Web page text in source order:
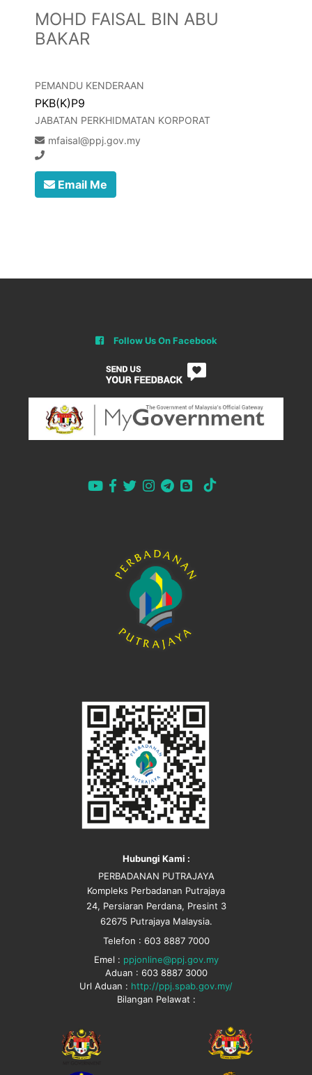
MOHD FAISAL BIN ABU
BAKAR
PEMANDU KENDERAAN
PKB(K)P9
JABATAN PERKHIDMATAN KORPORAT
mfaisal@ppj.gov.my
Email Me
Follow Us On Facebook
Hubungi Kami :
PERBADANAN PUTRAJAYA
Kompleks Perbadanan Putrajaya
24, Persiaran Perdana, Presint 3
62675 Putrajaya Malaysia.
Telefon : 603 8887 7000
Emel : ppjonline@ppj.gov.my
Aduan : 603 8887 3000
Url Aduan : http://ppj.spab.gov.my/
Bilangan Pelawat :